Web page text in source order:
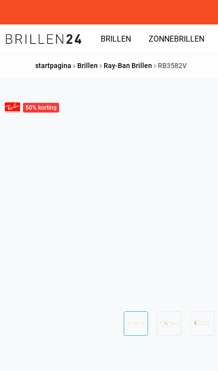
BRILLEN ZONNEBRILLEN
startpagina Brillen Ray-Ban Brillen RB3582V
50% korting